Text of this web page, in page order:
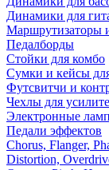
Динамики для
Маршрутизаторы
Педалборды
Стойки для комбо
Сумки и кейсы
Футсвитчи и
Чехлы для
Электронные
Педали эффектов
Chorus, Flanger,
Distortion,